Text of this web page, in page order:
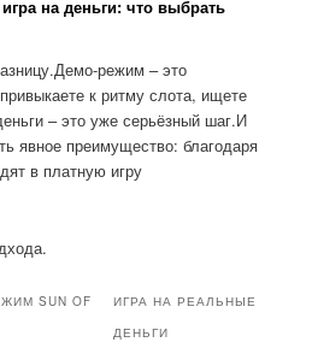
на деньги: что выбрать
режим – это
к ритму слота, ищете
– это уже серьёзный шаг.И
явное преимущество: благодаря
в платную игру
SUN OF
ИГРА НА РЕАЛЬНЫЕ
ДЕНЬГИ